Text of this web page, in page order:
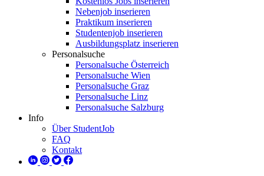
Nebenjob inserieren
Praktikum inserieren
Studentenjob inserieren
Ausbildungsplatz inserieren
Personalsuche
Personalsuche Österreich
Personalsuche Wien
Personalsuche Graz
Personalsuche Linz
Personalsuche Salzburg
Info
Über StudentJob
FAQ
Kontakt